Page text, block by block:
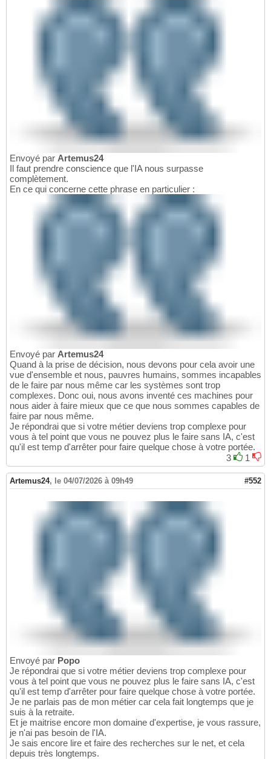
Envoyé par Artemus24
Il faut prendre conscience que l'IA nous surpasse
complètement.
En ce qui concerne cette phrase en particulier :
Envoyé par Artemus24
Quand à la prise de décision, nous devons pour cela avoir une
vue d'ensemble et nous, pauvres humains, sommes incapables
de le faire par nous même car les systèmes sont trop
complexes. Donc oui, nous avons inventé ces machines pour
nous aider à faire mieux que ce que nous sommes capables de
faire par nous même.
Je répondrai que si votre métier deviens trop complexe pour
vous à tel point que vous ne pouvez plus le faire sans IA, c'est
qu'il est temp d'arrêter pour faire quelque chose à votre portée.
3
1
Artemus24, le 04/07/2026 à 09h49 #552
Envoyé par Popo
Je répondrai que si votre métier deviens trop complexe pour
vous à tel point que vous ne pouvez plus le faire sans IA, c'est
qu'il est temp d'arrêter pour faire quelque chose à votre portée.
Je ne parlais pas de mon métier car cela fait longtemps que je
suis à la retraite.
Et je maitrise encore mon domaine d'expertise, je vous rassure,
je n'ai pas besoin de l'IA.
Je sais encore lire et faire des recherches sur le net, et cela
depuis très longtemps.